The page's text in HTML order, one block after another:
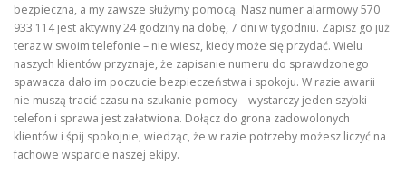
bezpieczna, a my zawsze służymy pomocą. Nasz numer alarmowy 570
933 114 jest aktywny 24 godziny na dobę, 7 dni w tygodniu. Zapisz go już
teraz w swoim telefonie – nie wiesz, kiedy może się przydać. Wielu
naszych klientów przyznaje, że zapisanie numeru do sprawdzonego
spawacza dało im poczucie bezpieczeństwa i spokoju. W razie awarii
nie muszą tracić czasu na szukanie pomocy – wystarczy jeden szybki
telefon i sprawa jest załatwiona. Dołącz do grona zadowolonych
klientów i śpij spokojnie, wiedząc, że w razie potrzeby możesz liczyć na
fachowe wsparcie naszej ekipy.